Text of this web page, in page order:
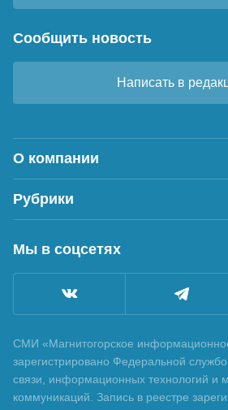
Сообщить новость
Написать в
О компании
Рубрики
Мы в соцсетях
СМИ «Магнитогорское
зарегистрировано Федеральной
связи, информационных технологий и
коммуникаций. Запись в реестре